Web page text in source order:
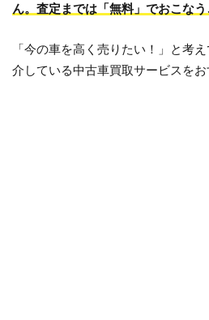
ん。査定までは「無料」でおこなう
「今の車を高く売りたい！」と考
介している中古車買取サービスをお